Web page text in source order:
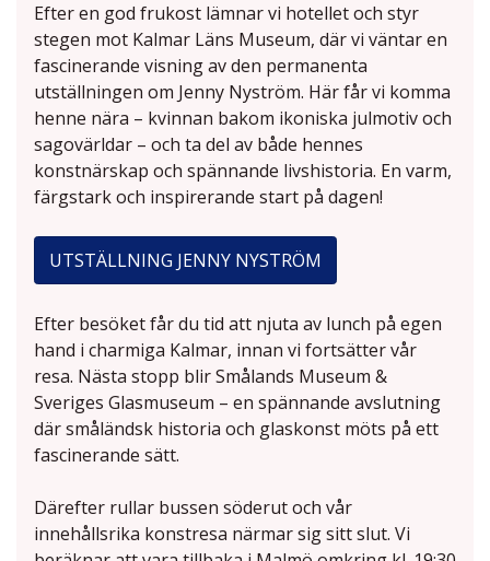
Efter en god frukost lämnar vi hotellet och styr
stegen mot Kalmar Läns Museum, där vi väntar en
fascinerande visning av den permanenta
utställningen om Jenny Nyström. Här får vi komma
henne nära – kvinnan bakom ikoniska julmotiv och
sagovärldar – och ta del av både hennes
konstnärskap och spännande livshistoria. En varm,
färgstark och inspirerande start på dagen!
UTSTÄLLNING JENNY NYSTRÖM
Efter besöket får du tid att njuta av lunch på egen
hand i charmiga Kalmar, innan vi fortsätter vår
resa. Nästa stopp blir Smålands Museum &
Sveriges Glasmuseum – en spännande avslutning
där småländsk historia och glaskonst möts på ett
fascinerande sätt.
Därefter rullar bussen söderut och vår
innehållsrika konstresa närmar sig sitt slut. Vi